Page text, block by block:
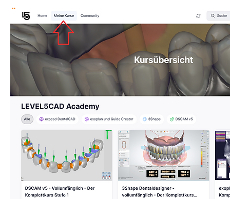
Über die Rubrik "Meine Kurse" gelangen Sie nun
erworbenen und somit freigeschalteten Online-
direkt in den Kapiteln und Lektionen beginnen